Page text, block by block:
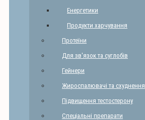
Енергетики
Продукти харчування
Протеїни
Для зв'язок та суглобів
Гейнери
Жироспалювачі та схуднення
Підвищення тестостерону
Спеціальні препарати